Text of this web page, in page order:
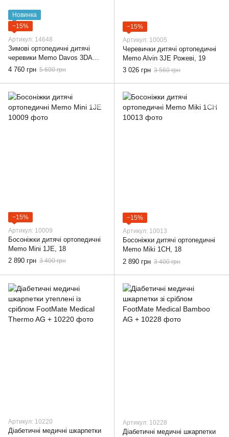
Новинка
−15%
Артикул: 14648
Зимові ортопедичні дитячі
черевики Memo Davos 3DA
Сіро-сині, 22
4 760 грн 5 600 грн
−15%
Артикул: 10005
Черевички дитячі ортопедичні
Memo Alvin 3JE Рожеві, 19
3 026 грн 3 560 грн
−15%
Артикул: 10009
Босоніжки дитячі ортопедичні
Memo Mini 1JE, 18
2 890 грн 3 400 грн
−15%
Артикул: 10013
Босоніжки дитячі ортопедичні
Memo Miki 1CH, 18
2 890 грн 3 400 грн
Артикул: 10220
Діабетичні медичні шкарпетки
Артикул: 10228
Діабетичні медичні шкарпетки